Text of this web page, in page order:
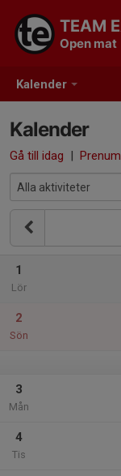
Kalender
TEAM
Open mat
Kalender
Gå till idag |
1
Lör
2
Sön
3
Mån
4
Tis